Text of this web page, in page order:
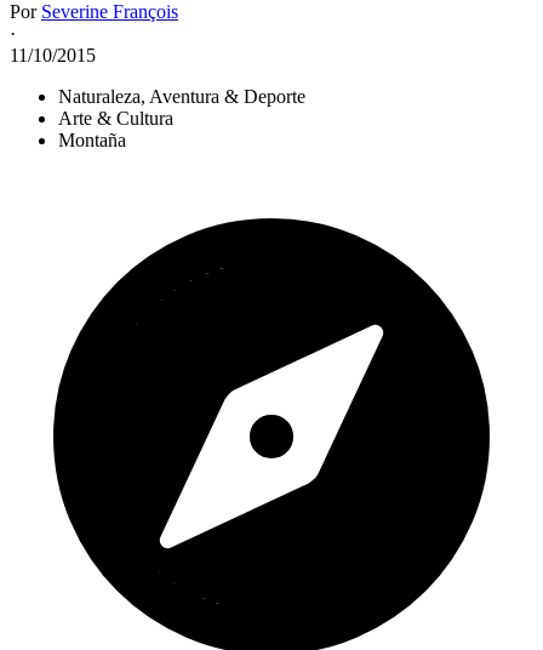
Por Severine François
·
11/10/2015
Naturaleza, Aventura & Deporte
Arte & Cultura
Montaña